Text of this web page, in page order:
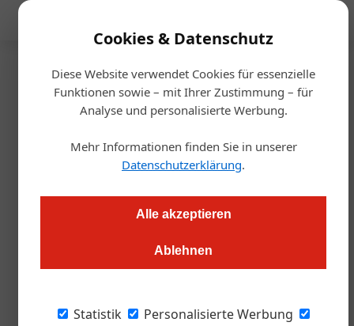
Cookies & Datenschutz
Diese Website verwendet Cookies für essenzielle
Funktionen sowie – mit Ihrer Zustimmung – für
Analyse und personalisierte Werbung.
Mehr Informationen finden Sie in unserer
Datenschutzerklärung.
Alle akzeptieren
Ablehnen
Statistik
Personalisierte Werbung
Startseite/Handel & Hersteller
Edna Backwaren
Was wäre der Burger ohne
Bun?
27.06.2023, 09:26 Uhr
Burger sind ein gastronomisches Highlight und Ausdruck
ankommt.